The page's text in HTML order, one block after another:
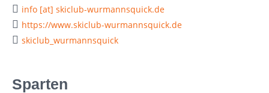
info [at] skiclub-wurmannsquick.de
https://www.skiclub-wurmannsquick.de
skiclub_wurmannsquick
Sparten